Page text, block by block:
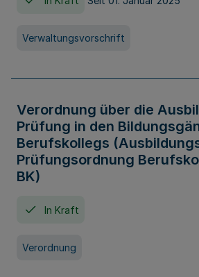
Verwaltungsvorschrift
Verordnung über die
Prüfung in den
Berufskollegs
Prüfungsordnung
BK)
In Kraft
Verordnung